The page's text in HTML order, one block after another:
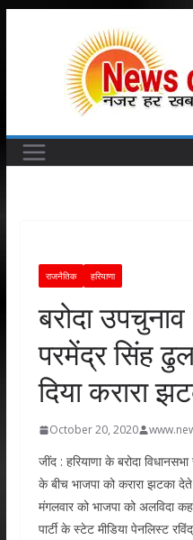
राजनैतिक हरियाणा
बरोदा
परमेंद्र सिंह
दिया करारा
October 20, 2020
जींद : हरियाणा के बरोदा
के बीच भाजपा को करारा झटका
मंगलवार को भाजपा को अलविदा
पार्टी के स्टेट मीडिया पेनलिस्ट